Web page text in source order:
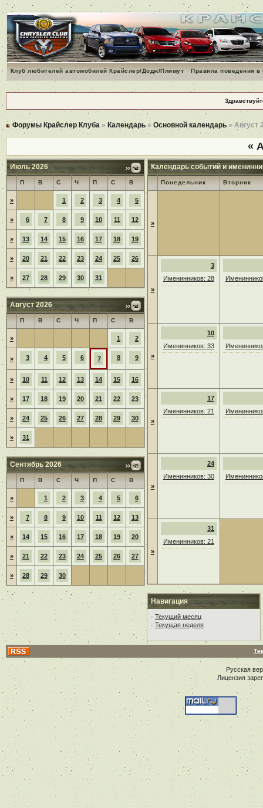
Клуб любителей автомобилей Крайслер/Додж/Плимут Правила поведения
Форумы Крайслер Клуба » Календарь» Основной календарь» Август
«
Июль 2026
П В С Ч П С В
» 1 2 3 4 5
» 6 7 8 9 10 11 12
» 13 14 15 16 17 18 19
» 20 21 22 23 24 25 26
» 27 28 29 30 31
Август 2026
П В С Ч П С В
» 1 2
» 3 4 5 6 7 8 9
» 10 11 12 13 14 15 16
» 17 18 19 20 21 22 23
» 24 25 26 27 28 29 30
» 31
Сентябрь 2026
П В С Ч П С В
» 1 2 3 4 5 6
» 7 8 9 10 11 12 13
» 14 15 16 17 18 19 20
» 21 22 23 24 25 26 27
» 28 29 30
Календарь событий и
Понедельник Вторник
»
»
3
Именинников: 28
»
10
Именинников: 33
»
17
Именинников: 21
»
24
Именинников: 30
»
31
Именинников: 21
Навигация
· Текущий месяц
· Текущая неделя
Русская
Лицензия